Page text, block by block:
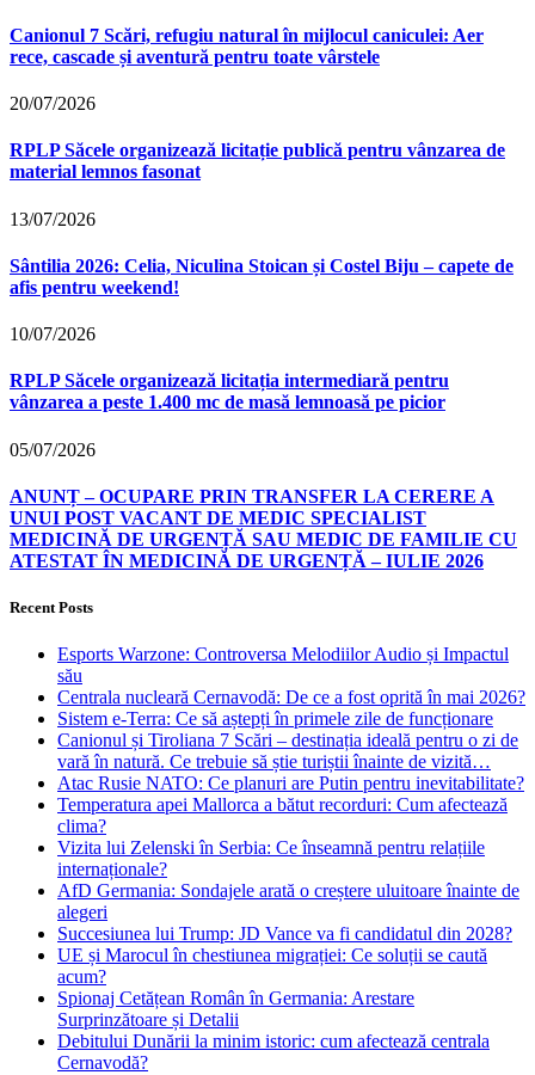
Canionul 7 Scări, refugiu natural în mijlocul caniculei: Aer
rece, cascade și aventură pentru toate vârstele
20/07/2026
RPLP Săcele organizează licitație publică pentru vânzarea de
material lemnos fasonat
13/07/2026
Sântilia 2026: Celia, Niculina Stoican și Costel Biju – capete de
afis pentru weekend!
10/07/2026
RPLP Săcele organizează licitația intermediară pentru
vânzarea a peste 1.400 mc de masă lemnoasă pe picior
05/07/2026
ANUNȚ – OCUPARE PRIN TRANSFER LA CERERE A
UNUI POST VACANT DE MEDIC SPECIALIST
MEDICINĂ DE URGENȚĂ SAU MEDIC DE FAMILIE CU
ATESTAT ÎN MEDICINĂ DE URGENȚĂ – IULIE 2026
Recent Posts
Esports Warzone: Controversa Melodiilor Audio și Impactul
său
Centrala nucleară Cernavodă: De ce a fost oprită în mai 2026?
Sistem e-Terra: Ce să aștepți în primele zile de funcționare
Canionul și Tiroliana 7 Scări – destinația ideală pentru o zi de
vară în natură. Ce trebuie să știe turiștii înainte de vizită…
Atac Rusie NATO: Ce planuri are Putin pentru inevitabilitate?
Temperatura apei Mallorca a bătut recorduri: Cum afectează
clima?
Vizita lui Zelenski în Serbia: Ce înseamnă pentru relațiile
internaționale?
AfD Germania: Sondajele arată o creștere uluitoare înainte de
alegeri
Succesiunea lui Trump: JD Vance va fi candidatul din 2028?
UE și Marocul în chestiunea migrației: Ce soluții se caută
acum?
Spionaj Cetățean Român în Germania: Arestare
Surprinzătoare și Detalii
Debitului Dunării la minim istoric: cum afectează centrala
Cernavodă?